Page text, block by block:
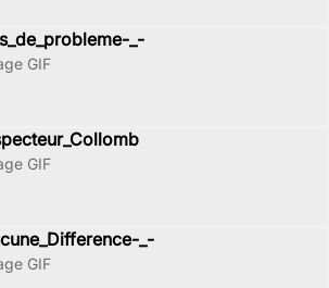
_-
GIF
GIF
_-
GIF